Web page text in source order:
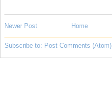
Newer Post Home
Subscribe to: Post Comments (Atom)